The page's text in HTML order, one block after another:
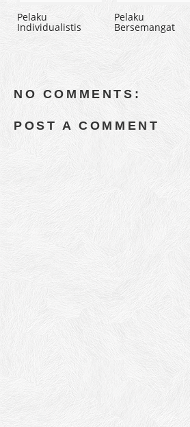
Pelaku
Individualistis
Pelaku
Bersemangat
NO COMMENTS:
POST A COMMENT